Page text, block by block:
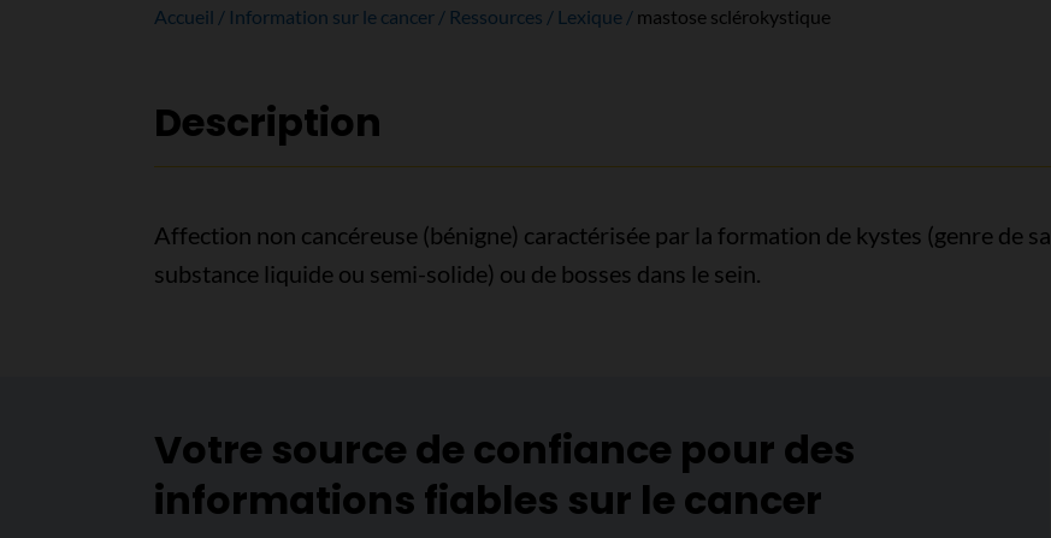
Accueil Information sur le cancer Ressources Lexique mastose sclérokystique
Description
Affection non cancéreuse (bénigne) caractérisée par la formation de kystes (genre de
substance liquide ou semi-solide) ou de bosses dans le sein.
Votre source de confiance pour des
informations fiables sur le cancer